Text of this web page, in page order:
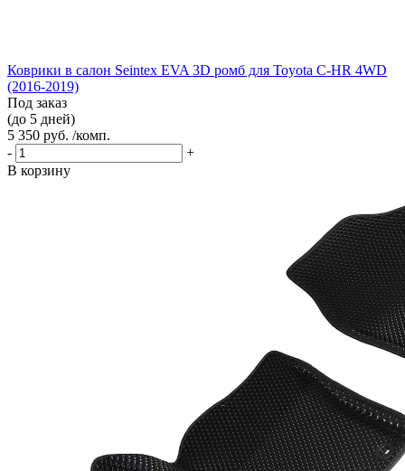
Коврики в салон Seintex EVA 3D ромб для Toyota C-HR 4WD
(2016-2019)
Под заказ
(до 5 дней)
5 350 руб. /комп.
-
+
В корзину